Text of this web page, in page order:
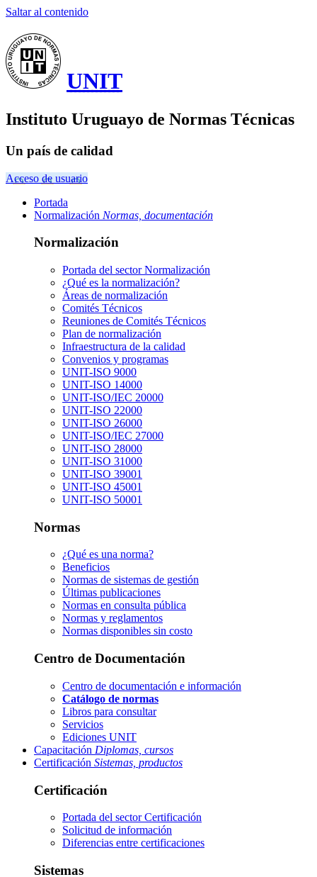
Saltar al contenido
UNIT
Instituto Uruguayo de Normas Técnicas
Un país de calidad
Acceso de usuario
Portada
Normalización Normas, documentación
Normalización
Portada del sectorNormalización
¿Qué es la normalización?
Áreas de normalización
Comités Técnicos
Reuniones de Comités Técnicos
Plan de normalización
Infraestructura de la calidad
Convenios y programas
UNIT-ISO 9000
UNIT-ISO 14000
UNIT-ISO/IEC 20000
UNIT-ISO 22000
UNIT-ISO 26000
UNIT-ISO/IEC 27000
UNIT-ISO 28000
UNIT-ISO 31000
UNIT-ISO 39001
UNIT-ISO 45001
UNIT-ISO 50001
Normas
¿Qué es una norma?
Beneficios
Normas de sistemas de gestión
Últimas publicaciones
Normas en consulta pública
Normas y reglamentos
Normas disponibles sin costo
Centro de Documentación
Centro de documentación e información
Catálogo de normas
Libros para consultar
Servicios
Ediciones UNIT
Capacitación Diplomas, cursos
Certificación Sistemas, productos
Certificación
Portada del sectorCertificación
Solicitud de información
Diferencias entre certificaciones
Sistemas